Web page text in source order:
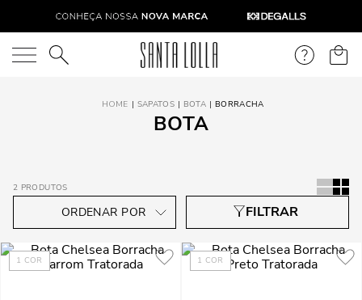
O que você está procurando?
SAPATOS BOTA BORRACHA
BOTA
2 PRODUTOS
1 COR 1 COR